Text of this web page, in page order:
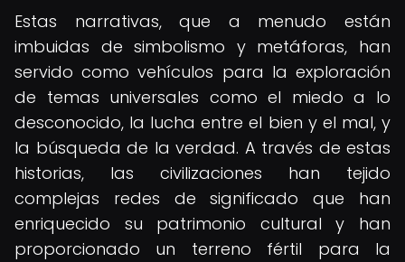
Estas narrativas, que a menudo están
imbuidas de simbolismo y metáforas, han
servido como vehículos para la exploración
de temas universales como el miedo a lo
desconocido, la lucha entre el bien y el mal, y
la búsqueda de la verdad. A través de estas
historias, las civilizaciones han tejido
complejas redes de significado que han
enriquecido su patrimonio cultural y han
proporcionado un terreno fértil para la